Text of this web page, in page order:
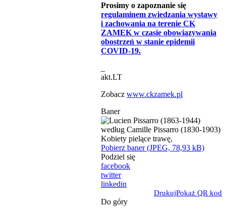
Prosimy o zapoznanie się
regulaminem zwiedzania wystawy
i zachowania na terenie CK
ZAMEK w czasie obowiązywania
obostrzeń w stanie epidemii
COVID-19.
akt.LT
Zobacz www.ckzamek.pl
Baner
Pobierz baner (JPEG, 78,93 kB)
Podziel się
facebook
twitter
linkedin
DrukujPokaż QR kod
Do góry